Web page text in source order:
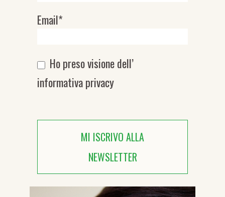
Email*
Ho preso visione dell’
informativa privacy
MI ISCRIVO ALLA
NEWSLETTER